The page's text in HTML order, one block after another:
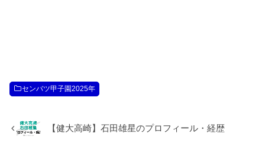
センバツ甲子園2025年
【健大高崎】石田雄星のプロフィール・経歴